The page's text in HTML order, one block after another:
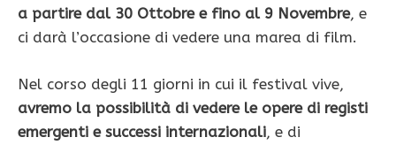
a partire dal 30 Ottobre e fino al 9 Novembre, e
ci darà l’occasione di vedere una marea di film.
Nel corso degli 11 giorni in cui il festival vive,
avremo la possibilità di vedere le opere di registi
emergenti e successi internazionali, e di